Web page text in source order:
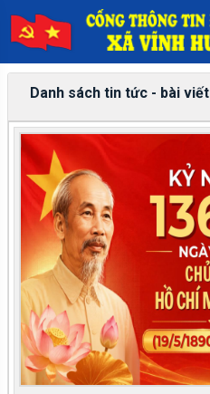
Danh sách tin tức - bài viết